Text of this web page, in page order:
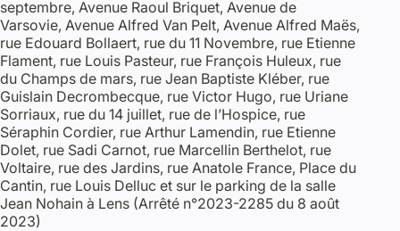
septembre, Avenue Raoul Briquet, Avenue de
Varsovie, Avenue Alfred Van Pelt, Avenue Alfred Maës,
rue Edouard Bollaert, rue du 11 Novembre, rue Etienne
Flament, rue Louis Pasteur, rue François Huleux, rue
du Champs de mars, rue Jean Baptiste Kléber, rue
Guislain Decrombecque, rue Victor Hugo, rue Uriane
Sorriaux, rue du 14 juillet, rue de l’Hospice, rue
Séraphin Cordier, rue Arthur Lamendin, rue Etienne
Dolet, rue Sadi Carnot, rue Marcellin Berthelot, rue
Voltaire, rue des Jardins, rue Anatole France, Place du
Cantin, rue Louis Delluc et sur le parking de la salle
Jean Nohain à Lens (Arrêté n°2023-2285 du 8 août
2023)